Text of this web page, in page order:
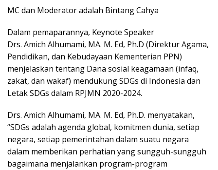
MC dan Moderator adalah Bintang Cahya
Dalam pemaparannya, Keynote Speaker
Drs. Amich Alhumami, MA. M. Ed, Ph.D (Direktur Agama,
Pendidikan, dan Kebudayaan Kementerian PPN)
menjelaskan tentang Dana sosial keagamaan (infaq,
zakat, dan wakaf) mendukung SDGs di Indonesia dan
Letak SDGs dalam RPJMN 2020-2024.
Drs. Amich Alhumami, MA. M. Ed, Ph.D. menyatakan,
“SDGs adalah agenda global, komitmen dunia, setiap
negara, setiap pemerintahan dalam suatu negara
dalam memberikan perhatian yang sungguh-sungguh
bagaimana menjalankan program-program